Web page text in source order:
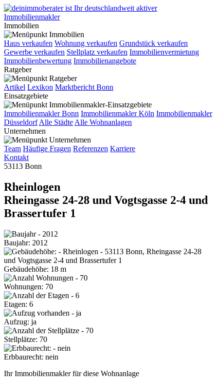
Immobilien
Haus verkaufen Wohnung verkaufen Grundstück verkaufen
Gewerbe verkaufen Stellplatz verkaufen Immobilienvermietung
Immobilienbewertung Immobilienangebote
Ratgeber
Artikel Lexikon Marktbericht Bonn
Einsatzgebiete
Immobilienmakler Bonn Immobilienmakler Köln Immobilienmakler
Düsseldorf Alle Städte Alle Wohnanlagen
Unternehmen
Team Häufige Fragen Referenzen Karriere
Kontakt
53113 Bonn
Rheinlogen
Rheingasse 24-28 und Vogtsgasse 2-4 und
Brassertufer 1
Baujahr: 2012
Gebäudehöhe: 18 m
Wohnungen: 70
Etagen: 6
Aufzug: ja
Stellplätze: 70
Erbbaurecht: nein
Ihr Immobilienmakler für diese Wohnanlage